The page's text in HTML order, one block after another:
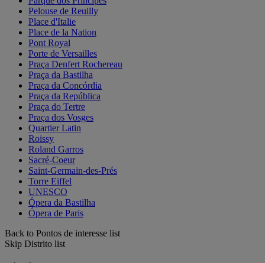
Pelouse de Reuilly
Place d'Italie
Place de la Nation
Pont Royal
Porte de Versailles
Praça Denfert Rochereau
Praça da Bastilha
Praça da Concórdia
Praça da República
Praça do Tertre
Praça dos Vosges
Quartier Latin
Roissy
Roland Garros
Sacré-Coeur
Saint-Germain-des-Prés
Torre Eiffel
UNESCO
Ópera da Bastilha
Ópera de Paris
Back to Pontos de interesse list
Skip Distrito list